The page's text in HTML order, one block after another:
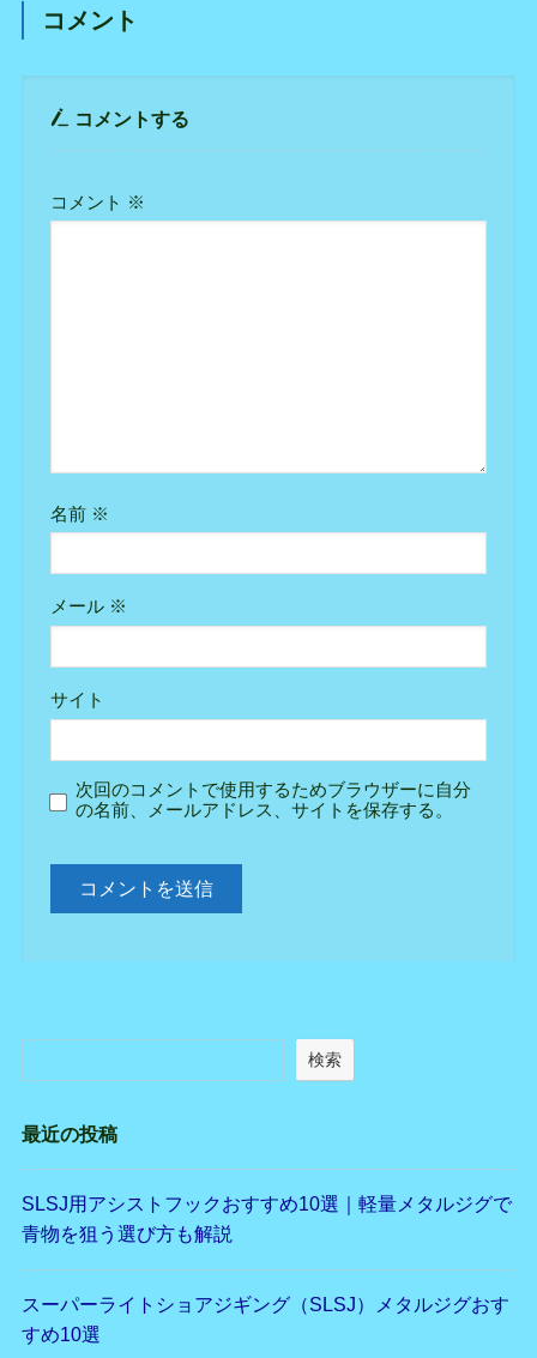
コメント
コメントする
コメント ※
名前 ※
メール ※
サイト
次回のコメントで使用するためブラウザーに自分
の名前、メールアドレス、サイトを保存する。
検索
最近の投稿
SLSJ用アシストフックおすすめ10選｜軽量メタルジグで
青物を狙う選び方も解説
スーパーライトショアジギング（SLSJ）メタルジグおす
すめ10選